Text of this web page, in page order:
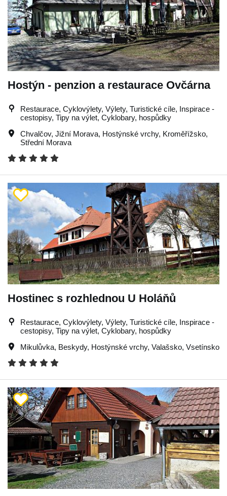
Hostýn - penzion a restaurace Ovčárna
Restaurace, Cyklovýlety, Výlety, Turistické cíle, Inspirace -
cestopisy, Tipy na výlet, Cyklobary, hospůdky
Chvalčov, Jižní Morava, Hostýnské vrchy, Kroměřížsko,
Střední Morava
Hostinec s rozhlednou U Holáňů
Restaurace, Cyklovýlety, Výlety, Turistické cíle, Inspirace -
cestopisy, Tipy na výlet, Cyklobary, hospůdky
Mikulůvka, Beskydy, Hostýnské vrchy, Valašsko, Vsetínsko